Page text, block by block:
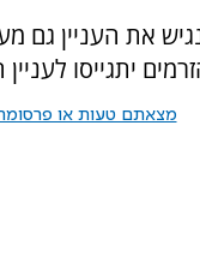
את העניין גם
יתגייסו
מצאתם טעות או פרסומת